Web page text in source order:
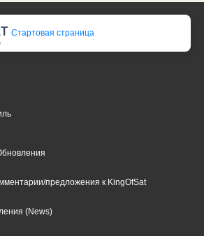
Стартовая страница
предложения к KingOfSat
(News)